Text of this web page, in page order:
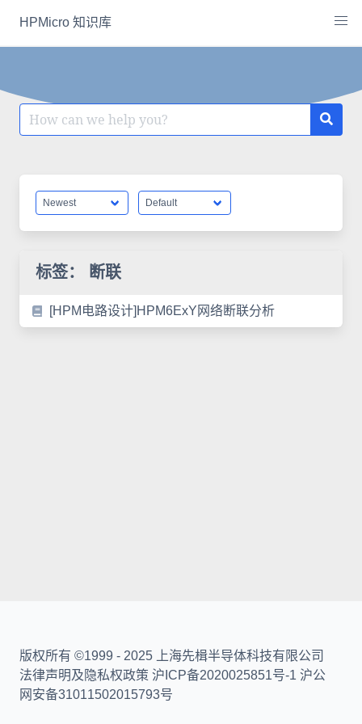
content
HPMicro 知识库
Search
for:
标签： 断联
[HPM电路设计]HPM6ExY网络断联分析
版权所有 ©1999 - 2025 上海先楫半导体科技有限公司
法律声明及隐私权政策 沪ICP备2020025851号-1 沪公
网安备31011502015793号